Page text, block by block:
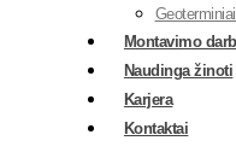
Montavimo
Naudinga žinoti
Karjera
Kontaktai